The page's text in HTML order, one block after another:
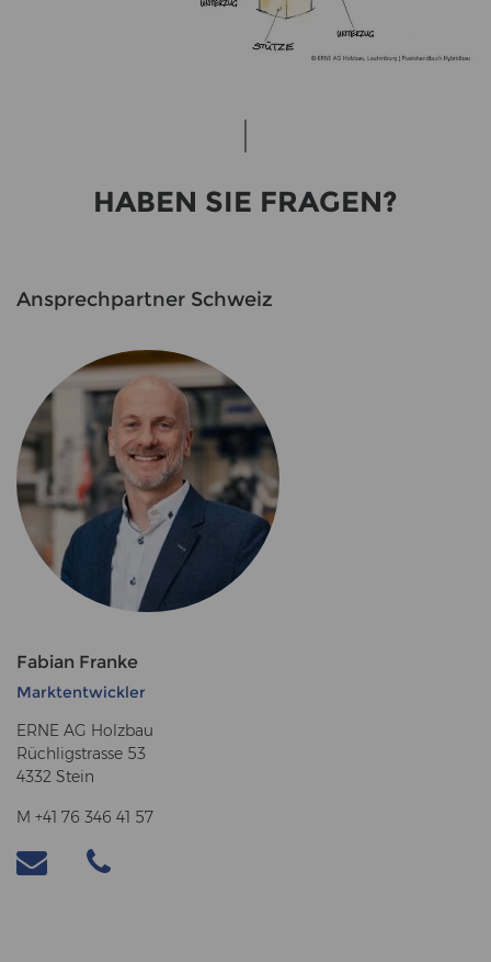
HABEN SIE FRA­GEN?
An­sprech­part­ner Schweiz
Fabian Franke
Marktentwickler
ERNE AG Holzbau
Rüchligstrasse 53
4332 Stein
M +41 76 346 41 57